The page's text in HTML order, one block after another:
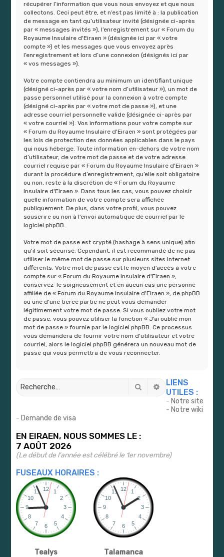
récupérer l’information que vous nous envoyez et que nous
collectons. Ceci peut être, et n’est pas limité à : la publication
de message en tant qu’utilisateur invité (désignée ci-après
par « messages invités »), l’enregistrement sur « Forum du
Royaume Insulaire d'Eiraen » (désignée ici par « votre
compte ») et les messages que vous envoyez après
l’enregistrement et lors d’une connexion (désignés ici par
« vos messages »).
Votre compte contiendra au minimum un identifiant unique
(désigné ci-après par « votre nom d’utilisateur »), un mot de
passe personnel utilisé pour la connexion à votre compte
(désigné ci-après par « votre mot de passe »), et une
adresse courriel personnelle valide (désignée ci-après par
« votre courriel »). Vos informations pour votre compte sur
« Forum du Royaume Insulaire d'Eiraen » sont protégées par
les lois de protection des données applicables dans le pays
qui nous héberge. Toute information en-dehors de votre nom
d’utilisateur, de votre mot de passe et de votre adresse
courriel requise par « Forum du Royaume Insulaire d'Eiraen »
durant la procédure d’enregistrement, qu’elle soit obligatoire
ou non, reste à la discrétion de « Forum du Royaume
Insulaire d'Eiraen ». Dans tous les cas, vous pouvez choisir
quelle information de votre compte sera affichée
publiquement. De plus, dans votre profil, vous pouvez
souscrire ou non à l’envoi automatique de courriel par le
logiciel phpBB.
Votre mot de passe est crypté (hashage à sens unique) afin
qu’il soit sécurisé. Cependant, il est recommandé de ne pas
utiliser le même mot de passe sur plusieurs sites Internet
différents. Votre mot de passe est le moyen d’accès à votre
compte sur « Forum du Royaume Insulaire d'Eiraen »,
conservez-le soigneusement et en aucun cas une personne
affiliée de « Forum du Royaume Insulaire d'Eiraen », de phpBB
ou une d’une tierce partie ne peut vous demander
légitimement votre mot de passe. Si vous oubliez votre mot
de passe, vous pouvez utiliser la fonction « J’ai oublié mon
mot de passe » fournie par le logiciel phpBB. Ce processus
vous demandera de fournir votre nom d’utilisateur et votre
courriel, alors le logiciel phpBB générera un nouveau mot de
passe qui vous permettra de vous reconnecter.
RechercherRecherche
LIENS
UTILES :
- Notre site
- Notre wiki
- Demande de visa
EN EIRAEN, NOUS SOMMES LE :
7 AOÛT 2026
(Le début de l'année est célébré le 1er novembre)
FUSEAUX HORAIRES :
Tealys Talamanca